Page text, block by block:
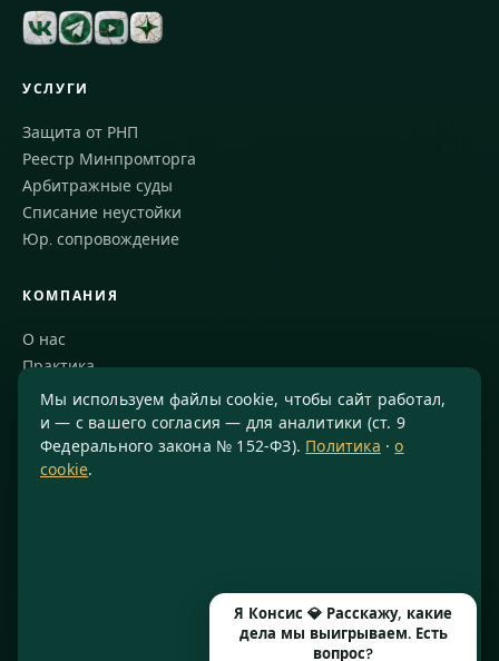
УСЛУГИ
Защита от РНП
Реестр Минпромторга
Арбитражные суды
Списание неустойки
Юр. сопровождение
КОМПАНИЯ
О нас
Практика
Блог
Команда
Благодарности
Москва, Варшавское шоссе, д. 1А, помещение 14/7
Мы используем файлы cookie, чтобы сайт работал,
и — с вашего согласия — для аналитики (ст. 9
Федерального закона № 152-ФЗ). Политика ·о
cookie.
Я Консис 💎 Расскажу, какие
дела мы выигрываем. Есть
вопрос?